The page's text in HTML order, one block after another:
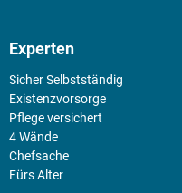
Experten
Sicher Selbstständig
Existenz­vorsorge
Pflege versichert
4 Wände
Chefsache
Fürs Alter